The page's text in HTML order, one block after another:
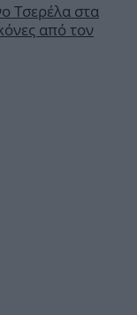
Τσερέλα στα
από τον